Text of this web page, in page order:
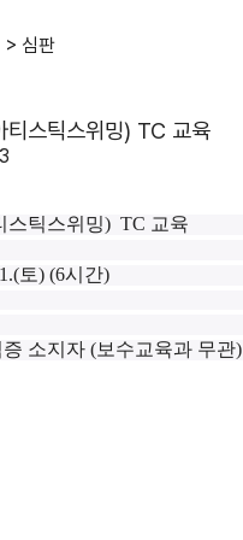
> 심판
스틱스위밍) TC 교육
스틱스위밍) TC 교육
토) (6시간)
소지자 (보수교육과 무관)